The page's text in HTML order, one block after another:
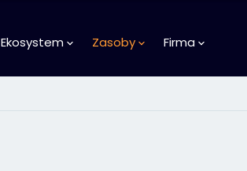
Ekosystem Zasoby Firma